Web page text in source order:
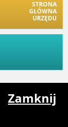
STRONA
GŁÓWNA
URZĘDU
Zamknij